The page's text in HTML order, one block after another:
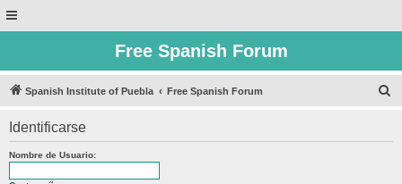
Free Spanish Forum
Spanish Institute of Puebla Free Spanish Forum
Identificarse
Nombre de Usuario: